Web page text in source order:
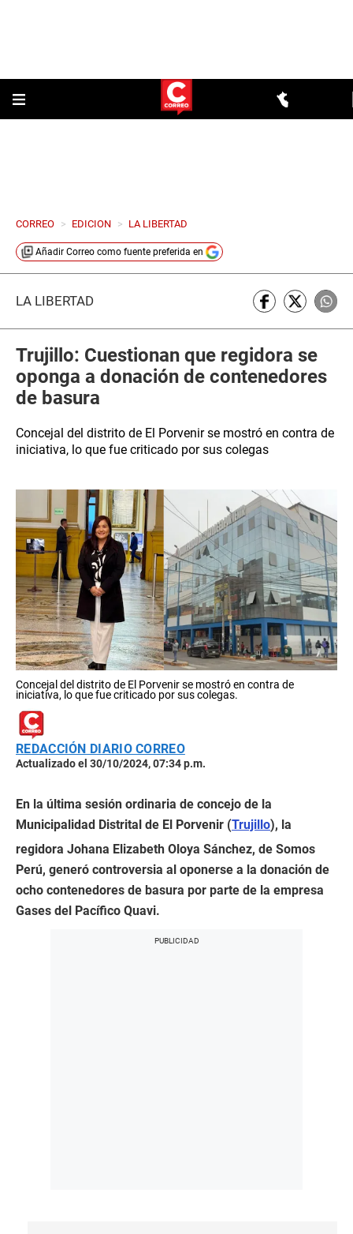
CORREO > EDICION > LA LIBERTAD
Añadir Correo como fuente preferida en
LA LIBERTAD
Trujillo: Cuestionan que regidora se
oponga a donación de contenedores
de basura
Concejal del distrito de El Porvenir se mostró en contra de
iniciativa, lo que fue criticado por sus colegas
Concejal del distrito de El Porvenir se mostró en contra de
iniciativa, lo que fue criticado por sus colegas.
REDACCIÓN DIARIO CORREO
Actualizado el 30/10/2024, 07:34 p.m.
En la última sesión ordinaria de concejo de la
Municipalidad Distrital de El Porvenir (Trujillo), la
regidora Johana Elizabeth Oloya Sánchez, de Somos
Perú, generó controversia al oponerse a la donación de
ocho contenedores de basura por parte de la empresa
Gases del Pacífico Quavi.